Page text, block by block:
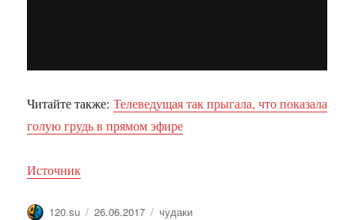
Читайте также:Телеведущая так прыгала, что показала
голую грудь в прямом эфире
Источник
Автор
120.su Опубликовано
26.06.2017 Метки
чудаки